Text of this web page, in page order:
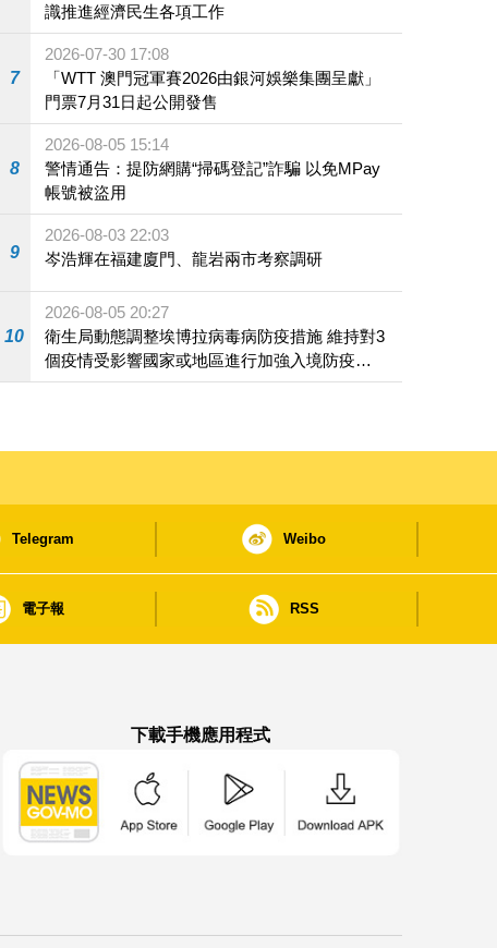
識推進經濟民生各項工作
7
2026-07-30 17:08
「WTT 澳門冠軍賽2026由銀河娛樂集團呈獻」
門票7月31日起公開發售
8
2026-08-05 15:14
警情通告：提防網購“掃碼登記”詐騙 以免MPay
帳號被盜用
9
2026-08-03 22:03
岑浩輝在福建廈門、龍岩兩市考察調研
10
2026-08-05 20:27
衛生局動態調整埃博拉病毒病防疫措施 維持對3
個疫情受影響國家或地區進行加強入境防疫措
施
Telegram Weibo
電子報 RSS
下載手機應用程式